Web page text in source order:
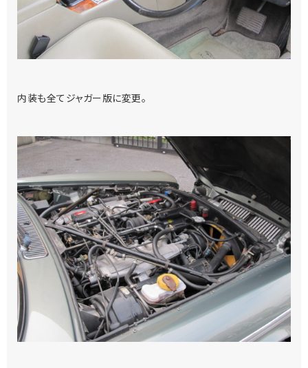
内装も全てジャガー版に変更。